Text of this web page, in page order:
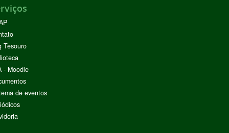
Tesouro
- Moodle
de eventos